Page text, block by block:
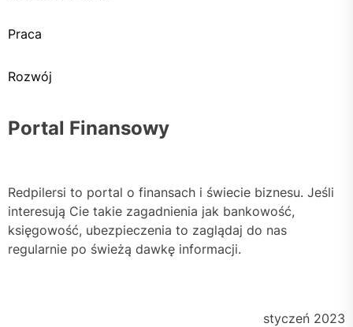
Praca
Rozwój
Portal Finansowy
Redpilersi to portal o finansach i świecie biznesu. Jeśli
interesują Cie takie zagadnienia jak bankowość,
księgowość, ubezpieczenia to zaglądaj do nas
regularnie po świeżą dawkę informacji.
styczeń 2023